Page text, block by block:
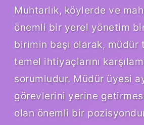
Muhtarlık, köylerde ve
önemli bir yerel yönetim
birimin başı olarak, müdür
temel ihtiyaçlarını
sorumludur. Müdür üyesi
görevlerini yerine
olan önemli bir